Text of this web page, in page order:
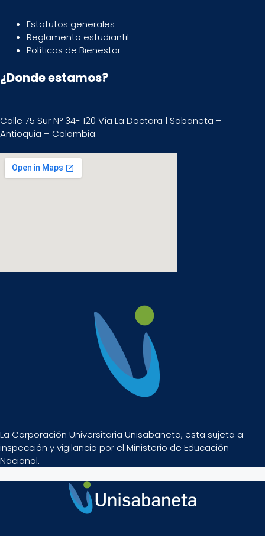
Estatutos generales
Reglamento estudiantil
Políticas de Bienestar
¿Donde estamos?
Calle 75 Sur N° 34- 120 Vía La Doctora | Sabaneta –
Antioquia – Colombia
La Corporación Universitaria Unisabaneta, esta sujeta a
inspección y vigilancia por el Ministerio de Educación
Nacional.